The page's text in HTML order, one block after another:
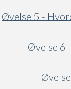
Øvelse 5 -
Øvelse 6